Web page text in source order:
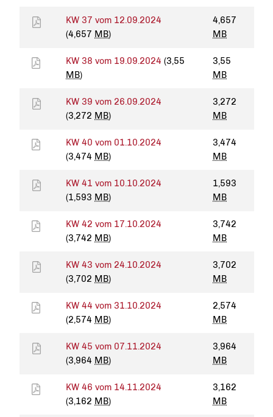
KW 37 vom 12.09.2024
(4,657 MB)
4,657
MB
KW 38 vom 19.09.2024 (3,55
MB)
3,55
MB
KW 39 vom 26.09.2024
(3,272 MB)
3,272
MB
KW 40 vom 01.10.2024
(3,474 MB)
3,474
MB
KW 41 vom 10.10.2024
(1,593 MB)
1,593
MB
KW 42 vom 17.10.2024
(3,742 MB)
3,742
MB
KW 43 vom 24.10.2024
(3,702 MB)
3,702
MB
KW 44 vom 31.10.2024
(2,574 MB)
2,574
MB
KW 45 vom 07.11.2024
(3,964 MB)
3,964
MB
KW 46 vom 14.11.2024
(3,162 MB)
3,162
MB